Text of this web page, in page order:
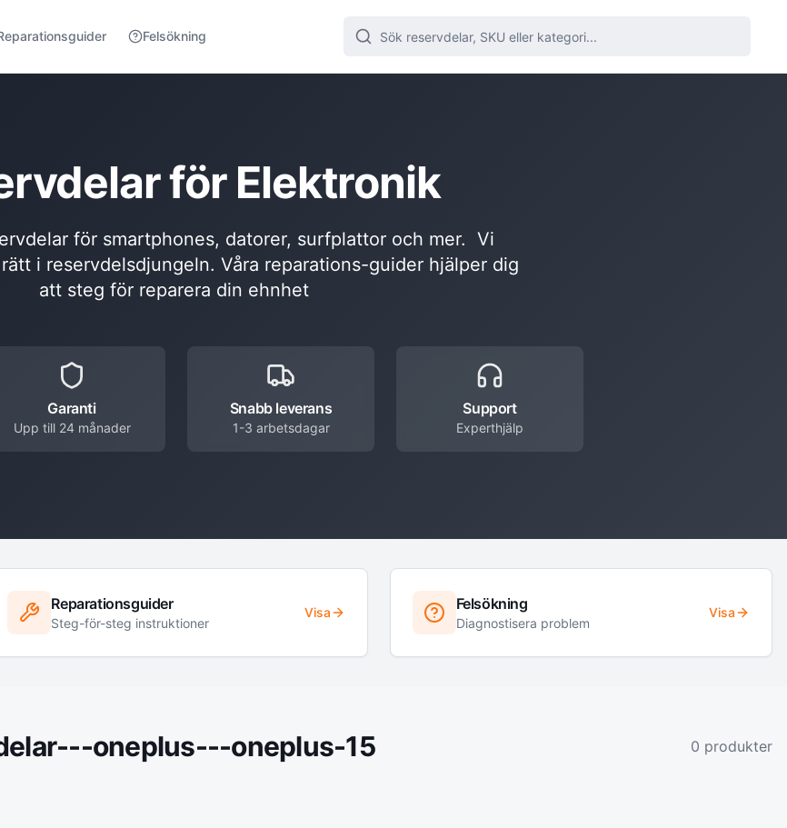
Felsökning
för Elektronik
för smartphones, datorer, surfplattor och mer. Vi
i reservdelsdjungeln. Våra reparations-guider hjälper dig
att steg för reparera din ehnhet
Garanti
Upp till 24 månader
Snabb leverans
1-3 arbetsdagar
Support
Experthjälp
Reparationsguider
Steg-för-steg instruktioner
Visa Felsökning
Diagnostisera problem
Visa
oneplus---oneplus-15 0 produkter